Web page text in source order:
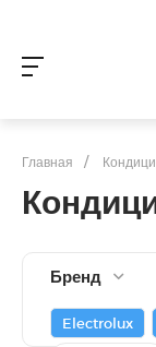
Главная /
Бренд
Electrolux